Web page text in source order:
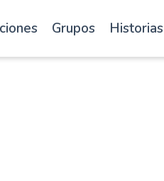
Grupos Historias